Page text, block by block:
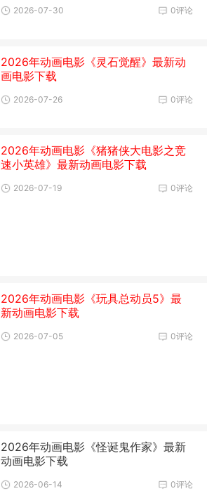
0评论
2026-07-30
2026年动画电影《灵石觉醒》最新动
画电影下载
0评论
2026-07-26
2026年动画电影《猪猪侠大电影之竞
速小英雄》最新动画电影下载
0评论
2026-07-19
2026年动画电影《玩具总动员5》最
新动画电影下载
0评论
2026-07-05
2026年动画电影《怪诞鬼作家》最新
动画电影下载
0评论
2026-06-14